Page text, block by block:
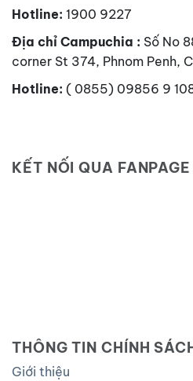
Hotline: 1900 9227
Địa chỉ Campuchia : Số No
corner St 374, Phnom Penh,
Hotline: ( 0855) 09856 9
KẾT NỐI QUA FANPAGE
THÔNG TIN CHÍNH
Giới thiệu